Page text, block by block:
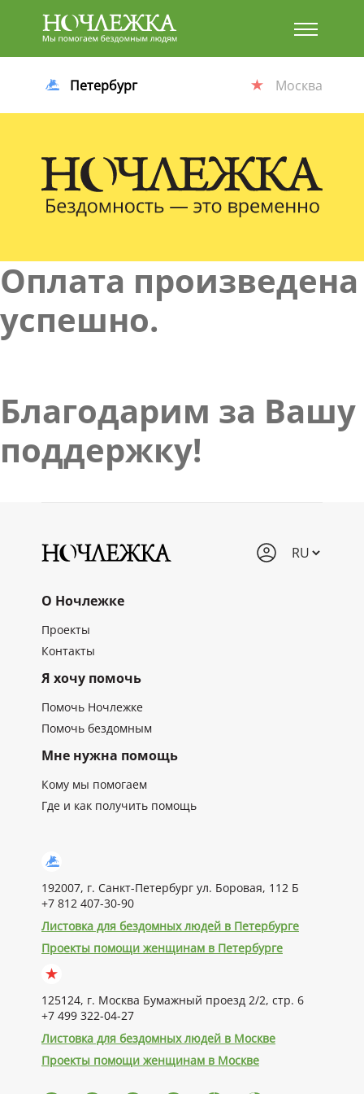
Баннер
Петербург Москва
Оплата произведена
успешно.
Благодарим за Вашу
поддержку!
О Ночлежке
Проекты
Контакты
Я хочу помочь
Помочь Ночлежке
Помочь бездомным
Мне нужна помощь
Кому мы помогаем
Где и как получить помощь
192007, г. Санкт-Петербург ул. Боровая, 112 Б
+7 812 407-30-90
Листовка для бездомных людей в Петербурге
Проекты помощи женщинам в Петербурге
125124, г. Москва Бумажный проезд 2/2, стр. 6
+7 499 322-04-27
Листовка для бездомных людей в Москве
Проекты помощи женщинам в Москве